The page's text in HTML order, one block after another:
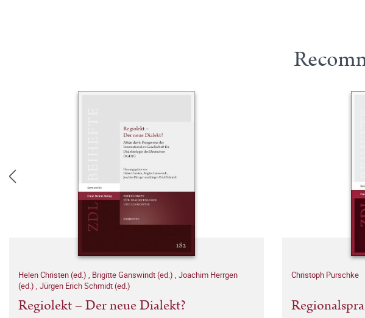
Helen Christen (ed.) , Brigitte Ganswindt (ed.) , Joachim Herrgen
(ed.) , Jürgen Erich Schmidt (ed.)
Regiolekt – Der neue Dialekt?
Christoph Purschke